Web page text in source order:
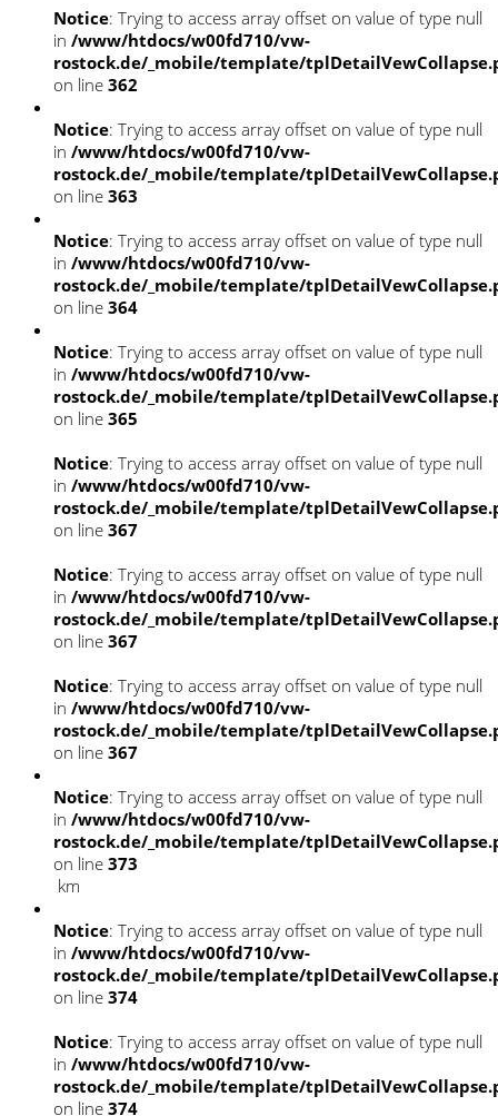
Notice: Trying to access array offset on value of type null
in /www/htdocs/w00fd710/vw-
rostock.de/_mobile/template/
on line 362
Notice: Trying to access array offset on value of type null
in /www/htdocs/w00fd710/vw-
rostock.de/_mobile/template/
on line 363
Notice: Trying to access array offset on value of type null
in /www/htdocs/w00fd710/vw-
rostock.de/_mobile/template/
on line 364
Notice: Trying to access array offset on value of type null
in /www/htdocs/w00fd710/vw-
rostock.de/_mobile/template/
on line 365
Notice: Trying to access array offset on value of type null
in /www/htdocs/w00fd710/vw-
rostock.de/_mobile/template/
on line 367
Notice: Trying to access array offset on value of type null
in /www/htdocs/w00fd710/vw-
rostock.de/_mobile/template/
on line 367
Notice: Trying to access array offset on value of type null
in /www/htdocs/w00fd710/vw-
rostock.de/_mobile/template/
on line 367
Notice: Trying to access array offset on value of type null
in /www/htdocs/w00fd710/vw-
rostock.de/_mobile/template/
on line 373
km
Notice: Trying to access array offset on value of type null
in /www/htdocs/w00fd710/vw-
rostock.de/_mobile/template/
on line 374
Notice: Trying to access array offset on value of type null
in /www/htdocs/w00fd710/vw-
rostock.de/_mobile/template/
on line 374